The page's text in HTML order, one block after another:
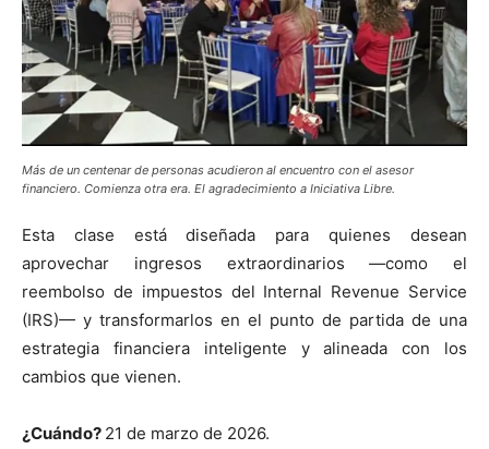
Más de un centenar de personas acudieron al encuentro con el asesor
financiero. Comienza otra era. El agradecimiento a Iniciativa Libre.
Esta clase está diseñada para quienes desean
aprovechar ingresos extraordinarios —como el
reembolso de impuestos del Internal Revenue Service
(IRS)— y transformarlos en el punto de partida de una
estrategia financiera inteligente y alineada con los
cambios que vienen.
¿Cuándo? 21 de marzo de 2026.